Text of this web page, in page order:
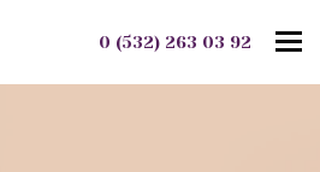
0 (532) 263 03 92